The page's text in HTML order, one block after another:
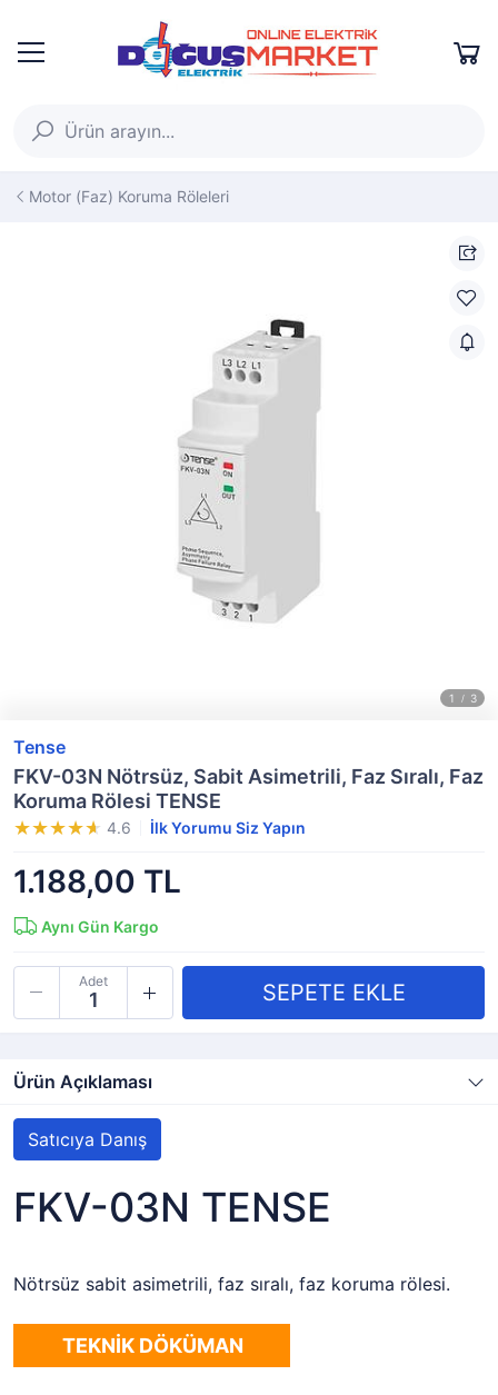
Motor (Faz) Koruma Röleleri
Tense
FKV-03N Nötrsüz, Sabit Asimetrili, Faz Sıralı, Faz
Koruma Rölesi TENSE
4.6 İlk Yorumu Siz Yapın
1.188,00 TL
Aynı Gün Kargo
Adet
Ürün Açıklaması
Satıcıya Danış
FKV-03N TENSE
Nötrsüz sabit asimetrili, faz sıralı, faz koruma rölesi.
TEKNİK DÖKÜMAN